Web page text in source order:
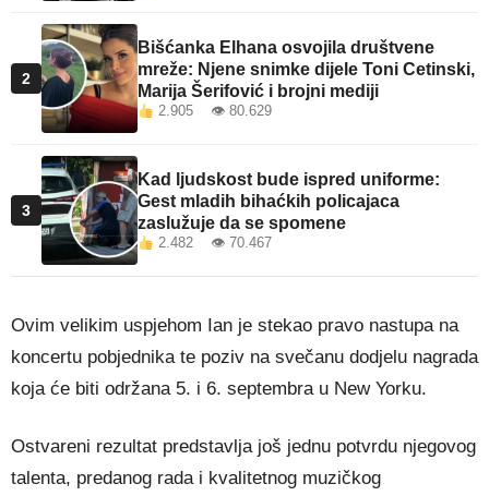
2
Bišćanka Elhana osvojila društvene
mreže: Njene snimke dijele Toni Cetinski,
Marija Šerifović i brojni mediji
2.905 👁 80.629
3
Kad ljudskost bude ispred uniforme:
Gest mladih bihaćkih policajaca
zaslužuje da se spomene
2.482 👁 70.467
Ovim velikim uspjehom Ian je stekao pravo nastupa na
koncertu pobjednika te poziv na svečanu dodjelu nagrada
koja će biti održana 5. i 6. septembra u New Yorku.
Ostvareni rezultat predstavlja još jednu potvrdu njegovog
talenta, predanog rada i kvalitetnog muzičkog